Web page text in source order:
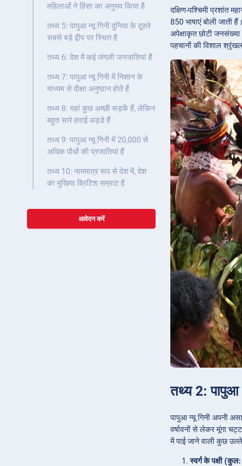
महिलाओं ने हिंसा का अनुभव किया है
तथ्य 5: पापुआ न्यू गिनी दुनिया के दूसरे
सबसे बड़े द्वीप पर स्थित है
तथ्य 6: देश में कई जंगली जनजातियां हैं
तथ्य 7: पापुआ न्यू गिनी में निशान के
माध्यम से दीक्षा अनुष्ठान होते हैं
तथ्य 8: यहां कुछ अच्छी सड़कें हैं, लेकिन
बहुत सारे हवाई अड्डे हैं
तथ्य 9: पापुआ न्यू गिनी में 20,000 से
अधिक पौधों की प्रजातियां हैं
तथ्य 10: नाममात्र रूप से देश में, देश
का मुखिया ब्रिटिश सम्राट है
आवेदन करें
दक्षिण-पश्चिमी प्रशांत
850 भाषाएं बोली जाती
अपेक्षाकृत छोटी
पहचानों की विशाल
तथ्य 2: पापुआ
पापुआ न्यू गिनी अपनी
वर्षावनों से लेकर मूंगा
में पाई जाने वाली कुछ
स्वर्ग के पक्षी